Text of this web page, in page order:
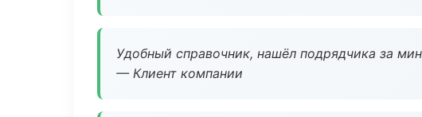
Удобный справочник, нашёл подрядчика за
— Клиент компании